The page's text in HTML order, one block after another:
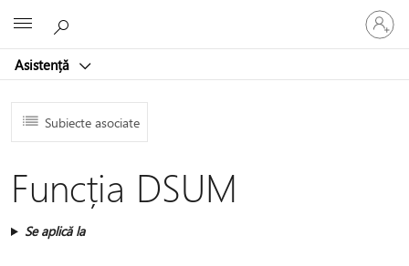
Asistență
vă
la
dvs.
Subiecte asociate
Funcția DSUM
Se aplică la